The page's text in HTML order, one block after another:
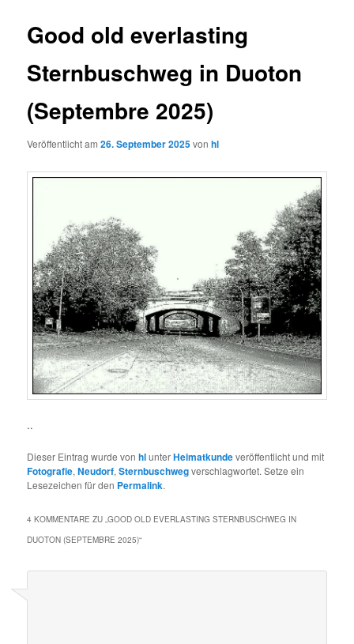
Good old everlasting
Sternbuschweg in Duoton
(Septembre 2025)
Veröffentlicht am26. September 2025vonhl
..
Dieser Eintrag wurde vonhlunterHeimatkundeveröffentlicht und mit
Fotografie,Neudorf,Sternbuschwegverschlagwortet. Setze ein
Lesezeichen für den Permalink.
4 KOMMENTARE ZU „GOOD OLD EVERLASTING STERNBUSCHWEG IN
DUOTON (SEPTEMBRE 2025)“